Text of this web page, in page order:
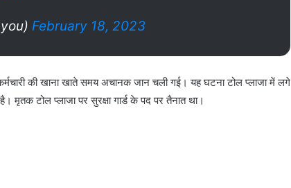
February 18, 2023
की खाना खाते समय अचानक जान चली गई। यह घटना टोल प्‍लाजा में लगे
मृतक टोल प्‍लाजा पर सुरक्षा गार्ड के पद पर तैनात था।